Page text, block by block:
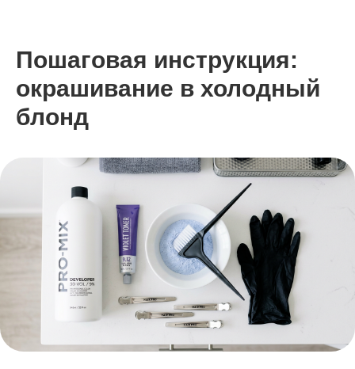
Пошаговая инструкция:
окрашивание в холодный
блонд